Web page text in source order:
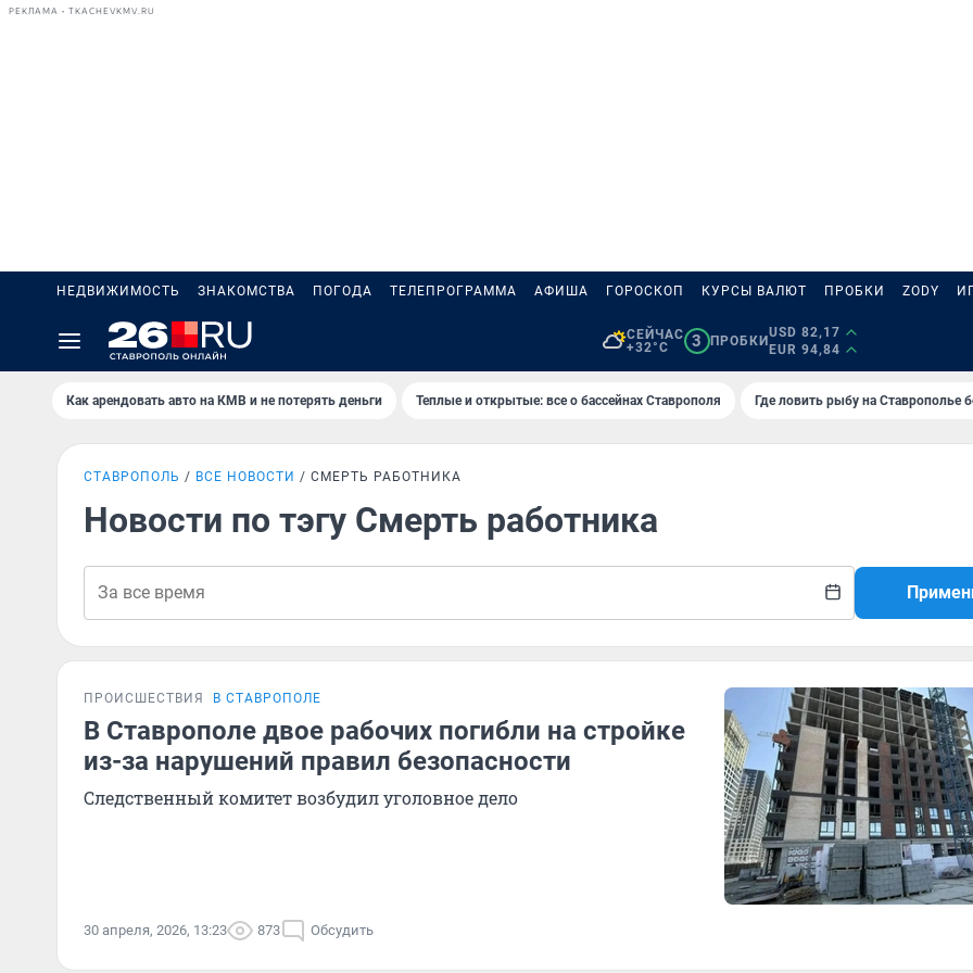
РЕКЛАМА • TKACHEVKMV.RU
НЕДВИЖИМОСТЬ ЗНАКОМСТВА ПОГОДА ТЕЛЕПРОГРАММА АФИША ГОРОСКОП КУРСЫ ВАЛЮТ ПРОБКИ ZODY
СЕЙЧАС
+32°C
3 ПРОБКИ
USD 82,17
EUR 94,84
Как арендовать авто на КМВ и не потерять деньги Теплые и открытые: все о бассейнах Ставрополя Где ловить рыбу на Ставрополье
СТАВРОПОЛЬ ВСЕ НОВОСТИ СМЕРТЬ РАБОТНИКА
Новости по тэгу Смерть работника
ПРОИСШЕСТВИЯ В СТАВРОПОЛЕ
В Ставрополе двое рабочих погибли на стройке
из-за нарушений правил безопасности
Следственный комитет возбудил уголовное дело
30 апреля, 2026, 13:23 873 Обсудить